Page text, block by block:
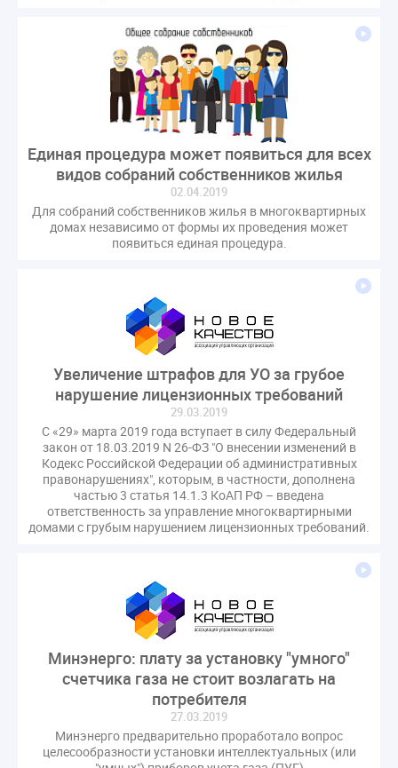
Единая процедура может появиться для всех
видов собраний собственников жилья
02.04.2019
Для собраний собственников жилья в многоквартирных
домах независимо от формы их проведения может
появиться единая процедура.
Увеличение штрафов для УО за грубое
нарушение лицензионных требований
29.03.2019
С «29» марта 2019 года вступает в силу Федеральный
закон от 18.03.2019 N 26-ФЗ "О внесении изменений в
Кодекс Российской Федерации об административных
правонарушениях", которым, в частности, дополнена
частью 3 статья 14.1.3 КоАП РФ – введена
ответственность за управление многоквартирными
домами с грубым нарушением лицензионных требований.
Минэнерго: плату за установку "умного"
счетчика газа не стоит возлагать на
потребителя
27.03.2019
Минэнерго предварительно проработало вопрос
целесообразности установки интеллектуальных (или